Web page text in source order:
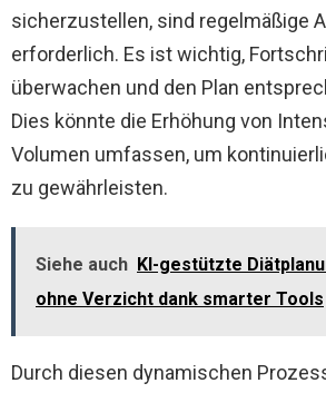
sicherzustellen, sind regelmäßige
erforderlich. Es ist wichtig,
überwachen und den Plan
Dies könnte die Erhöhung von
Volumen umfassen, um
zu gewährleisten.
Siehe auch KI-gestützte
ohne Verzicht dank smarter Tools
Durch diesen dynamischen